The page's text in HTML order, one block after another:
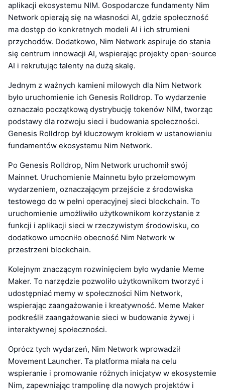
aplikacji ekosystemu NIM. Gospodarcze fundamenty Nim
Network opierają się na własności AI, gdzie społeczność
ma dostęp do konkretnych modeli AI i ich strumieni
przychodów. Dodatkowo, Nim Network aspiruje do stania
się centrum innowacji AI, wspierając projekty open-source
AI i rekrutując talenty na dużą skalę.
Jednym z ważnych kamieni milowych dla Nim Network
było uruchomienie ich Genesis Rolldrop. To wydarzenie
oznaczało początkową dystrybucję tokenów NIM, tworząc
podstawy dla rozwoju sieci i budowania społeczności.
Genesis Rolldrop był kluczowym krokiem w ustanowieniu
fundamentów ekosystemu Nim Network.
Po Genesis Rolldrop, Nim Network uruchomił swój
Mainnet. Uruchomienie Mainnetu było przełomowym
wydarzeniem, oznaczającym przejście z środowiska
testowego do w pełni operacyjnej sieci blockchain. To
uruchomienie umożliwiło użytkownikom korzystanie z
funkcji i aplikacji sieci w rzeczywistym środowisku, co
dodatkowo umocniło obecność Nim Network w
przestrzeni blockchain.
Kolejnym znaczącym rozwinięciem było wydanie Meme
Maker. To narzędzie pozwoliło użytkownikom tworzyć i
udostępniać memy w społeczności Nim Network,
wspierając zaangażowanie i kreatywność. Meme Maker
podkreślił zaangażowanie sieci w budowanie żywej i
interaktywnej społeczności.
Oprócz tych wydarzeń, Nim Network wprowadził
Movement Launcher. Ta platforma miała na celu
wspieranie i promowanie różnych inicjatyw w ekosystemie
Nim, zapewniając trampolinę dla nowych projektów i